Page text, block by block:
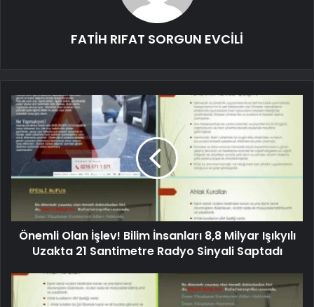
FATİH RIFAT SORGUN EVCİLİ
Önemli Olan İşlev! Bilim İnsanları 8,8 Milyar Işıkyılı
Uzakta 21 Santimetre Radyo Sinyali Saptadı